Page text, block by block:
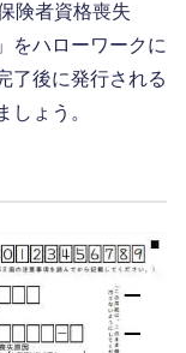
険者資格喪失
をハローワークに
了後に発行される
しょう。